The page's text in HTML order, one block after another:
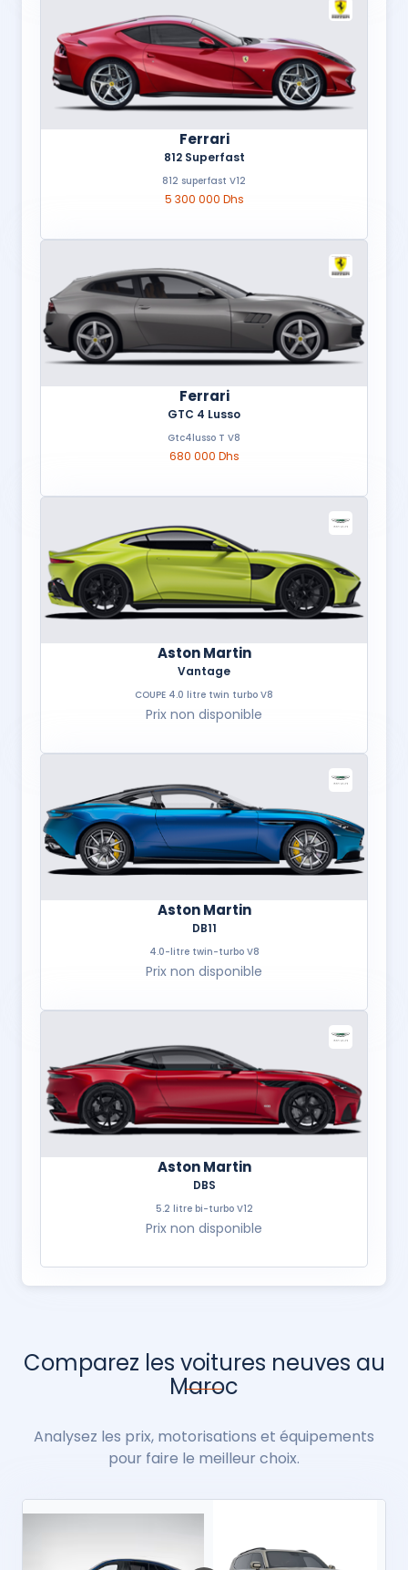
Ferrari
812 Superfast
812 superfast V12
5 300 000 Dhs
Ferrari
GTC 4 Lusso
Gtc4lusso T V8
680 000 Dhs
Aston Martin
Vantage
COUPE 4.0 litre twin turbo V8
Prix non disponible
Aston Martin
DB11
4.0-litre twin-turbo V8
Prix non disponible
Aston Martin
DBS
5.2 litre bi-turbo V12
Prix non disponible
Comparez les voitures neuves au
Maroc
Analysez les prix, motorisations et équipements
pour faire le meilleur choix.